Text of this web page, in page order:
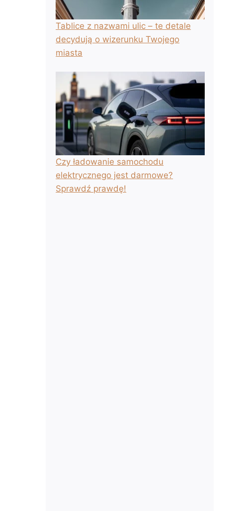
Tablice z nazwami ulic – te detale
decydują o wizerunku Twojego
miasta
Czy ładowanie samochodu
elektrycznego jest darmowe?
Sprawdź prawdę!